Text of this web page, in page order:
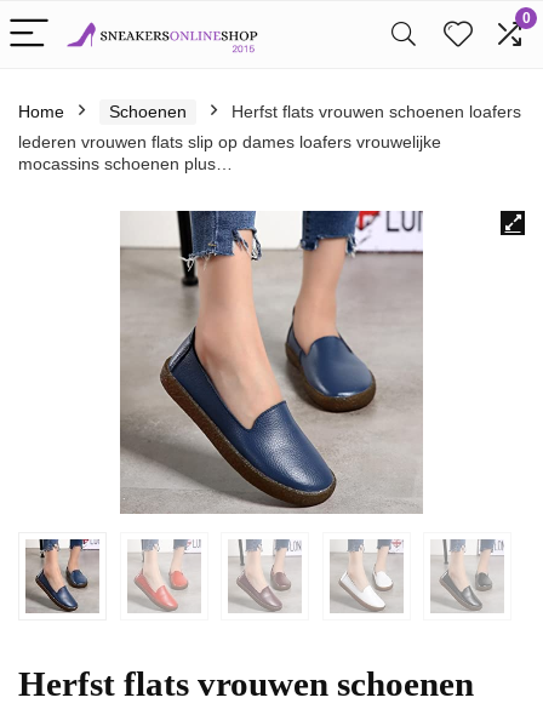
0
Home Schoenen
Herfst flats vrouwen schoenen loafers
lederen vrouwen flats slip op dames loafers vrouwelijke
mocassins schoenen plus…
Herfst flats vrouwen schoenen